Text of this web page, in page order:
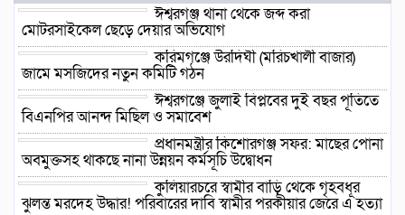
ঈশ্বরগঞ্জ থানা থেকে জব্দ করা
মোটরসাইকেল ছেড়ে দেয়ার অভিযোগ
করিমগঞ্জে উরদিঘী (মরিচখালী বাজার)
জামে মসজিদের নতুন কমিটি গঠন
ঈশ্বরগঞ্জে জুলাই বিপ্লবের দুই বছর পূর্তিতে
বিএনপির আনন্দ মিছিল ও সমাবেশ
প্রধানমন্ত্রীর কিশোরগঞ্জ সফর: মাছের পোনা
অবমুক্তসহ থাকছে নানা উন্নয়ন কর্মসূচি উদ্বোধন
কুলিয়ারচরে স্বামীর বাড়ি থেকে গৃহবধূর
ঝুলন্ত মরদেহ উদ্ধার! পরিবারের দাবি স্বামীর পরকীয়ার জেরে এ হত্যা